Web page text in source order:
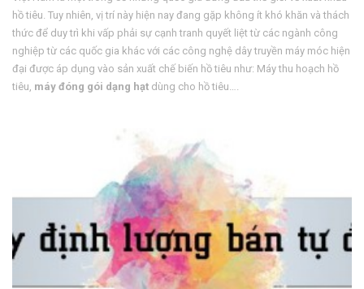
hồ tiêu. Tuy nhiên, vị trí này hiện nay đang gặp không ít khó khăn và thách
thức để duy trì khi vấp phải sự cạnh tranh quyết liệt từ các ngành công
nghiệp từ các quốc gia khác với các công nghệ dây truyền máy móc hiện
đại được áp dụng vào sản xuất chế biến hồ tiêu như: Máy thu hoạch hồ
tiêu, máy đóng gói dạng hạt dùng cho hồ tiêu….